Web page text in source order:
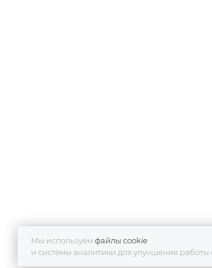
Мы используем файлы cookie
и системы аналитики для улучшения работы